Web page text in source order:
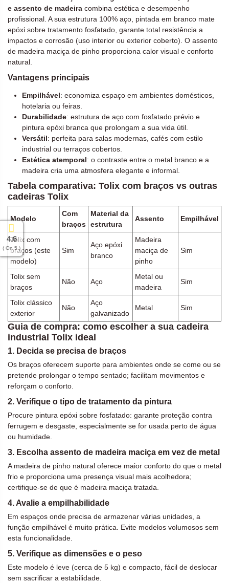
4.6
( On 5 )
e assento de madeira combina estética e desempenho
profissional. A sua estrutura 100% aço, pintada em branco mate
epóxi sobre tratamento fosfatado, garante total resistência a
impactos e corrosão (uso interior ou exterior coberto). O assento
de madeira maciça de pinho proporciona calor visual e conforto
natural.
Vantagens principais
Empilhável: economiza espaço em ambientes domésticos,
hotelaria ou feiras.
Durabilidade: estrutura de aço com fosfatado prévio e
pintura epóxi branca que prolongam a sua vida útil.
Versátil: perfeita para salas modernas, cafés com estilo
industrial ou terraços cobertos.
Estética atemporal: o contraste entre o metal branco e a
madeira cria uma atmosfera elegante e informal.
Tabela comparativa: Tolix com braços vs outras
cadeiras Tolix
Modelo
Com
braços
Material da
estrutura
Assento Empilhável
Tolix com
braços (este
modelo)
Sim
Aço epóxi
branco
Madeira
maciça de
pinho
Sim
Tolix sem
braços
Não Aço
Metal ou
madeira
Sim
Tolix clássico
exterior
Não
Aço
galvanizado
Metal Sim
Guia de compra: como escolher a sua cadeira
industrial Tolix ideal
1. Decida se precisa de braços
Os braços oferecem suporte para ambientes onde se come ou se
pretende prolongar o tempo sentado; facilitam movimentos e
reforçam o conforto.
2. Verifique o tipo de tratamento da pintura
Procure pintura epóxi sobre fosfatado: garante proteção contra
ferrugem e desgaste, especialmente se for usada perto de água
ou humidade.
3. Escolha assento de madeira maciça em vez de metal
A madeira de pinho natural oferece maior conforto do que o metal
frio e proporciona uma presença visual mais acolhedora;
certifique-se de que é madeira maciça tratada.
4. Avalie a empilhabilidade
Em espaços onde precisa de armazenar várias unidades, a
função empilhável é muito prática. Evite modelos volumosos sem
esta funcionalidade.
5. Verifique as dimensões e o peso
Este modelo é leve (cerca de 5 kg) e compacto, fácil de deslocar
sem sacrificar a estabilidade.